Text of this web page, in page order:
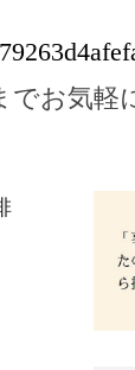
お気軽